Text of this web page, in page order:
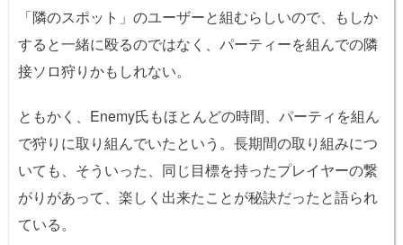
「隣のスポット」のユーザーと組むらしいので、もしか
すると一緒に殴るのではなく、パーティーを組んでの隣
接ソロ狩りかもしれない。
ともかく、Enemy氏もほとんどの時間、パーティを組ん
で狩りに取り組んでいたという。長期間の取り組みにつ
いても、そういった、同じ目標を持ったプレイヤーの繋
がりがあって、楽しく出来たことが秘訣だったと語られ
ている。